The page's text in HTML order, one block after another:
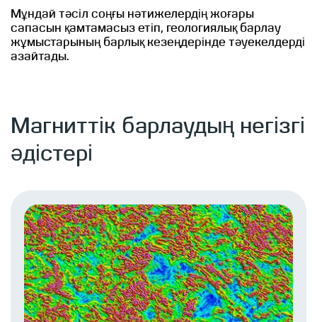
Мұндай тәсіл соңғы нәтижелердің жоғары
сапасын қамтамасыз етіп, геологиялық барлау
жұмыстарының барлық кезеңдерінде тәуекелдерді
азайтады.
Магниттік барлаудың негізгі
әдістері